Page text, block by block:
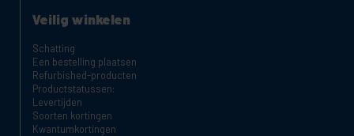
Veilig winkelen
Schatting
Een bestelling plaatsen
Refurbished-producten
Productstatussen:
Levertijden
Soorten kortingen
Kwantumkortingen